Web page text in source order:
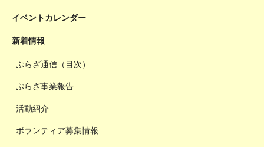
イベントカレンダー
新着情報
ぷらざ通信（目次）
ぷらざ事業報告
活動紹介
ボランティア募集情報